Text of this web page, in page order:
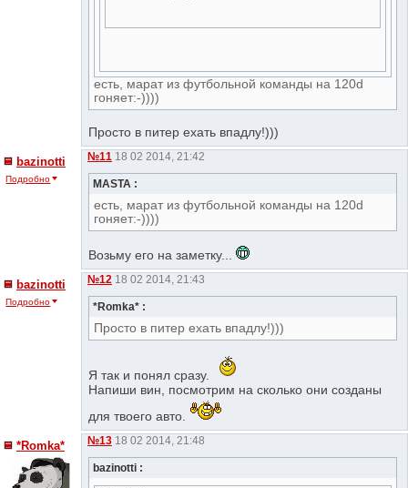
есть, марат из футбольной команды на 120d
гоняет:-))))
Просто в питер ехать впадлу!)))
bazinotti
Подробно
№11 18 02 2014, 21:42
MASTA :
есть, марат из футбольной команды на 120d
гоняет:-))))
Возьму его на заметку...
bazinotti
Подробно
№12 18 02 2014, 21:43
*Romka* :
Просто в питер ехать впадлу!)))
Я так и понял сразу.
Напиши вин, посмотрим на сколько они созданы
для твоего авто.
*Romka* №13 18 02 2014, 21:48
bazinotti :